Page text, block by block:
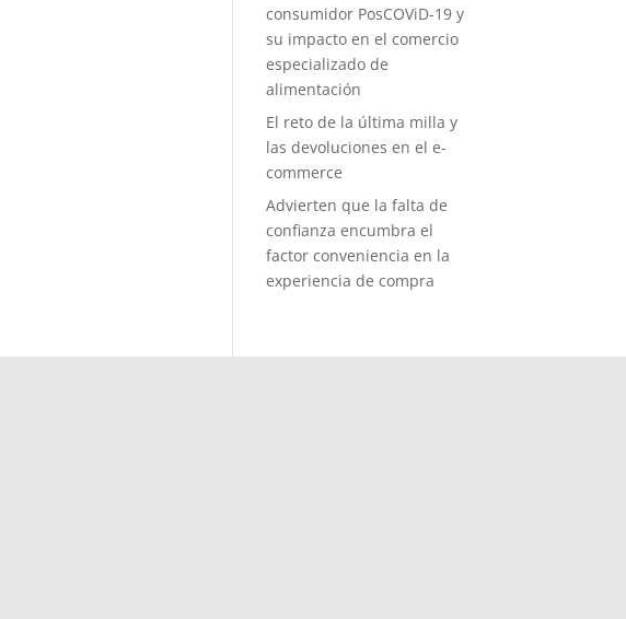
consumidor PosCOViD-19 y
su impacto en el comercio
especializado de
alimentación
El reto de la última milla y
las devoluciones en el e-
commerce
Advierten que la falta de
confianza encumbra el
factor conveniencia en la
experiencia de compra